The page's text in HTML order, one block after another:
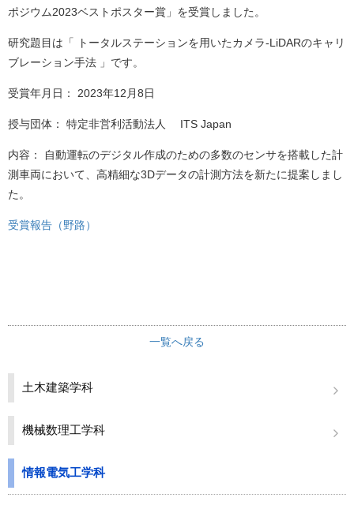
ポジウム2023ベストポスター賞」を受賞しました。
研究題目は「 トータルステーションを用いたカメラ-LiDARのキャリ
ブレーション手法 」です。
受賞年月日： 2023年12月8日
授与団体： 特定非営利活動法人 ITS Japan
内容： 自動運転のデジタル作成のための多数のセンサを搭載した計
測車両において、高精細な3Dデータの計測方法を新たに提案しまし
た。
受賞報告（野路）
一覧へ戻る
土木建築学科
機械数理工学科
情報電気工学科
材料・応用化学科
半導体デバイス工学課程
入試情報
学生活動
国際交流
施設紹介
運用ポリシー